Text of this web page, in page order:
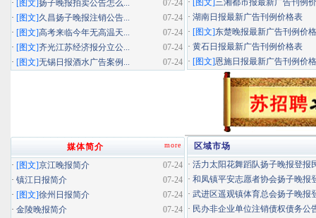
· [图文]三湘都市报最新广告刊例
· 湖南日报最新广告刊例价格表
· [图文]东楚晚报最新广告刊例价
· 黄石日报最新广告刊例价格表
· [图文]恩施日报最新广告刊例价
07-24
· [图文]扬子晚报拍卖公告怎么...
07-24
· [图文]久昌扬子晚报注销公告...
07-24
· [图文]高考来临今年无高温天...
07-24
· [图文]齐光江苏经济报分立公...
07-24
· [图文]无锡日报酒水广告案例...
区域市场
· 活力太阳花舞蹈队扬子晚报登报
· 和凤镇平安志愿者协会扬子晚报
· 武进区遥观镇体育总会扬子晚报
· 民办非企业单位注销债权债务公
more
媒体简介
07-24
· [图文]京江晚报简介
07-24
· 镇江日报简介
07-24
· [图文]徐州日报简介
07-24
· 金陵晚报简介